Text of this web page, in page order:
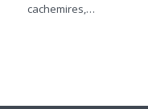
cachemires,…